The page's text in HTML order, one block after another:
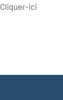
Cliquer-ici